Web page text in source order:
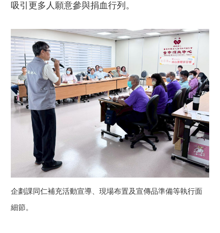
吸引更多人願意參與捐血行列。
企劃課同仁補充活動宣導、現場布置及宣傳品準備等執行面
細節。